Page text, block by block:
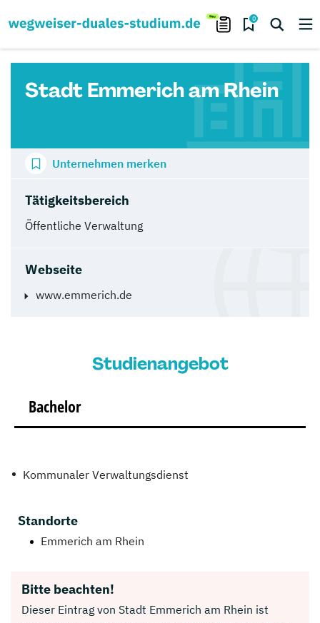
0
Stadt Emmerich am Rhein
Tätigkeitsbereich
Öffentliche Verwaltung
Webseite
www.emmerich.de
Unternehmen merken
Studienangebot
Bachelor
Kommunaler Verwaltungsdienst
Standorte
Emmerich am Rhein
Bitte beachten!
Dieser Eintrag von Stadt Emmerich am Rhein ist